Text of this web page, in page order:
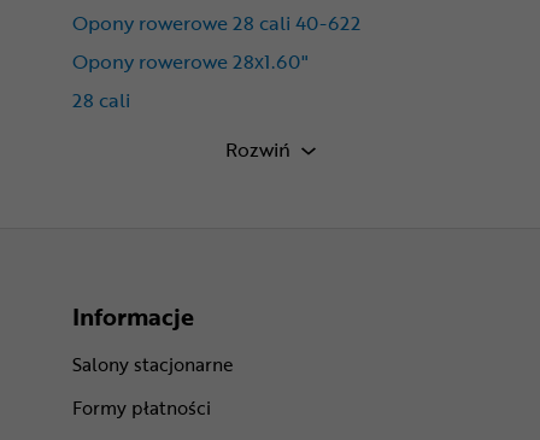
Opony rowerowe 28 cali 40-622
Opony rowerowe 28x1.60"
28 cali
Opony rowerowe 28x1.6″
Rozwiń
Informacje
Salony stacjonarne
Formy płatności